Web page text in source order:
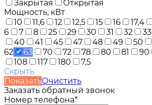
Закрытая
Открытая
Мощность, кВт
10
11,6 12 12,5 15 16 17,4
6
7 8 25 29 30 31 32 33
40
41 45 47 48 49 50
62
63 70 72 78 80 81 90
108
117 180
7,5
Скрыть
ПоказатьОчистить
Заказать обратный звонок
Номер телефона*